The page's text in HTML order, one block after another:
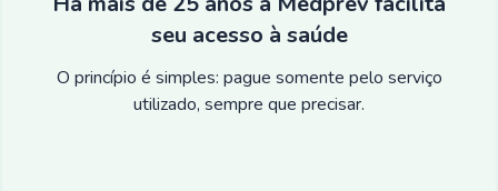
seu acesso à saúde
O princípio é simples: pague somente pelo serviço
utilizado, sempre que precisar.